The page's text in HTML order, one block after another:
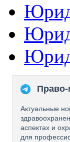
Актуальные
аспектах и
для